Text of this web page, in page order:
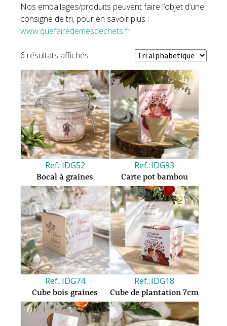
Nos emballages/produits peuvent faire l’objet d’une
consigne de tri, pour en savoir plus :
www.quefairedemesdechets.fr
6 résultats affichés
IDG52
Bocal à graines
IDG93
Carte pot bambou
IDG74
Cube bois graines
IDG18
Cube de plantation 7cm